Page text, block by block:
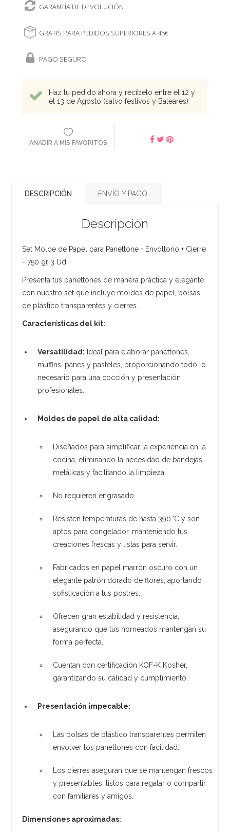
GARANTÍA DE DEVOLUCIÓN
GRATIS PARA PEDIDOS SUPERIORES A 45€
PAGO SEGURO
Haz tu pedido ahora y recíbelo entre el 12 y
el 13 de Agosto (salvo festivos y Baleares)
AÑADIR A MIS FAVORITOS
DESCRIPCIÓN ENVÍO Y PAGO
Descripción
Set Molde de Papel para Panettone + Envoltorio + Cierre
- 750 gr 3 Ud
Presenta tus panettones de manera práctica y elegante
con nuestro set que incluye moldes de papel, bolsas
de plástico transparentes y cierres.
Características del kit:
Versatilidad: Ideal para elaborar panettones,
muffins, panes y pasteles, proporcionando todo lo
necesario para una cocción y presentación
profesionales.
Moldes de papel de alta calidad:
Diseñados para simplificar la experiencia en la
cocina, eliminando la necesidad de bandejas
metálicas y facilitando la limpieza.
No requieren engrasado.
Resisten temperaturas de hasta 390 °C y son
aptos para congelador, manteniendo tus
creaciones frescas y listas para servir.
Fabricados en papel marrón oscuro con un
elegante patrón dorado de flores, aportando
sofisticación a tus postres.
Ofrecen gran estabilidad y resistencia,
asegurando que tus horneados mantengan su
forma perfecta.
Cuentan con certificación KOF-K Kosher,
garantizando su calidad y cumplimiento.
Presentación impecable:
Las bolsas de plástico transparentes permiten
envolver los panettones con facilidad.
Los cierres aseguran que se mantengan frescos
y presentables, listos para regalar o compartir
con familiares y amigos.
Dimensiones aproximadas: